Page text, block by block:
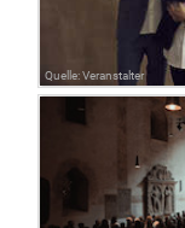
Quelle: Veranstalter